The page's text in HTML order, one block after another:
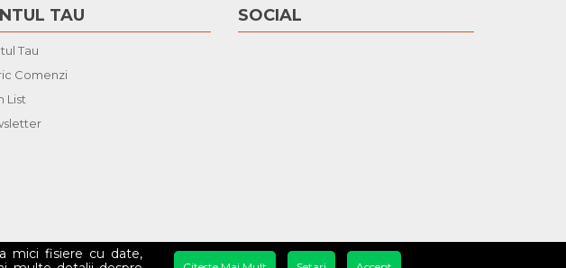
mici fisiere cu date,
TAU
Tau
Comenzi
List
SOCIAL